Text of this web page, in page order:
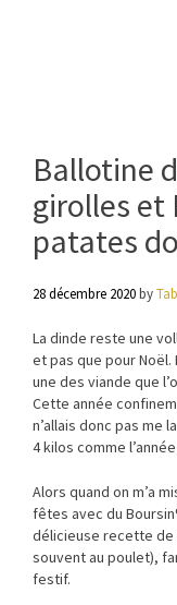
Ballotine
girolles et
patates
28 décembre 2020by
La dinde reste une
et pas que pour
une des viande que
Cette année
n’allais donc pas me
4 kilos comme
Alors quand on m’a
fêtes avec du
délicieuse recette de
souvent au poulet),
festif.